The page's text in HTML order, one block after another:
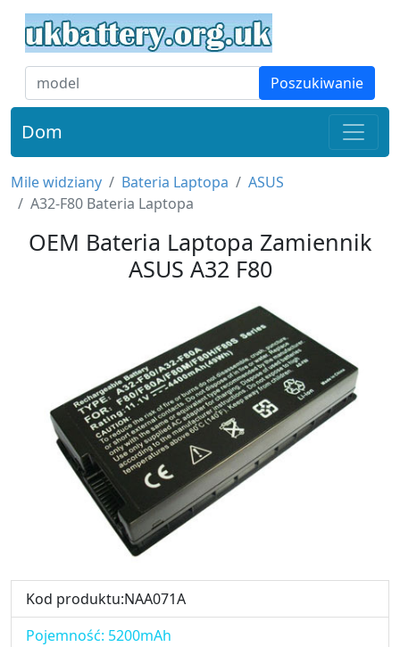
Poszukiwanie
Dom
Mile widziany Bateria Laptopa
ASUS
A32-F80 Bateria Laptopa
OEM Bateria Laptopa Zamiennik
ASUS A32 F80
Kod produktu:NAA071A
Pojemność: 5200mAh